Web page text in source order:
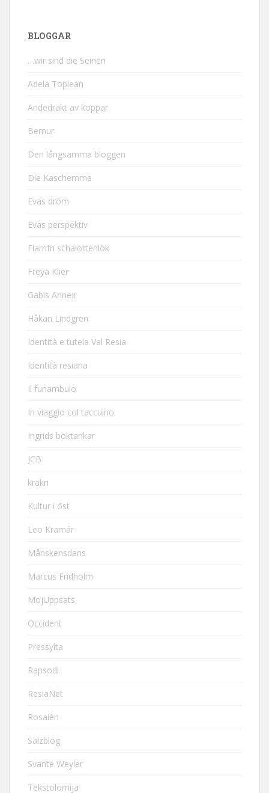
BLOGGAR
…wir sind die Seinen
Adela Toplean
Andedräkt av koppar
Bernur
Den långsamma bloggen
Die Kaschemme
Evas dröm
Evas perspektiv
Flarnfri schalottenlök
Freya Klier
Gabis Annex
Håkan Lindgren
Identità e tutela Val Resia
Identità resiana
Il funambulo
In viaggio col taccuino
Ingrids boktankar
JCB
krakri
Kultur i öst
Leo Kramár
Månskensdans
Marcus Fridholm
MojUppsats
Occident
Pressylta
Rapsodi
ResiaNet
Rosaièn
Salzblog
Svante Weyler
Tekstolomija